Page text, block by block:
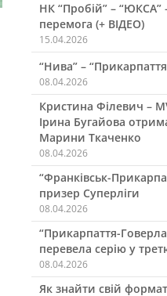
НК “Пробій” – “ЮКСА”
перемога (+ ВІДЕО)
15.04.2026
“Нива” –
08.04.2026
Кристина Філевич –
Ірина Бугайова
Марини Ткаченко
08.04.2026
“Франківськ-
призер Суперліги
08.04.2026
“Прикарпаття-
перевела серію у
08.04.2026
Як знайти свій